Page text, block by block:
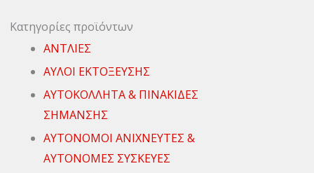
Κατηγορίες προϊόντων
ΑΝΤΛΙΕΣ
ΑΥΛΟΙ ΕΚΤΟΞΕΥΣΗΣ
ΑΥΤΟΚΟΛΛΗΤΑ & ΠΙΝΑΚΙΔΕΣ
ΣΗΜΑΝΣΗΣ
ΑΥΤΟΝΟΜΟΙ ΑΝΙΧΝΕΥΤΕΣ &
ΑΥΤΟΝΟΜΕΣ ΣΥΣΚΕΥΕΣ